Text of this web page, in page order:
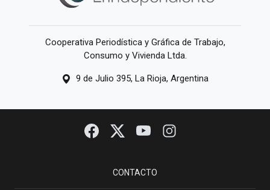
Cooperativa Periodística y Gráfica de Trabajo,
Consumo y Vivienda Ltda.
9 de Julio 395, La Rioja, Argentina
CONTACTO